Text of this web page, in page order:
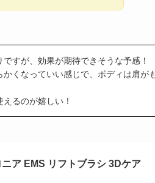
ですが、効果が期待できそうな予感！
かくなっていい感じで、ボディは肩が
るのが嬉しい！
ア EMS リフトブラシ 3Dケア